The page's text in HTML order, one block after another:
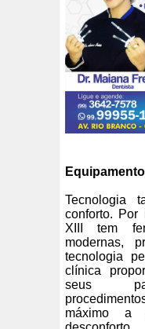
Tecnologia
conforto. Por
XIII tem
modernas,
tecnologia
clínica
seus
máximo a